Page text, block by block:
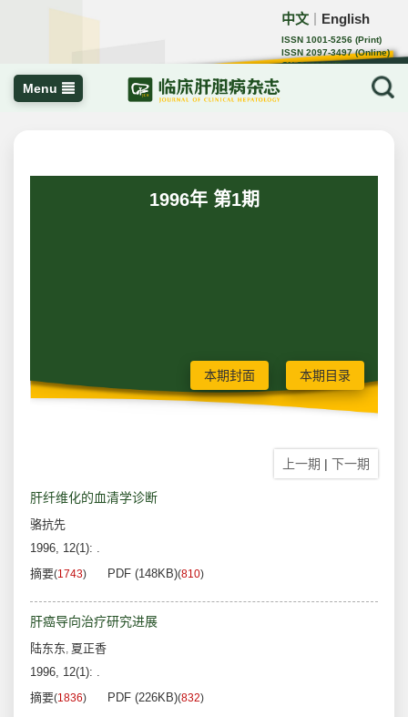
中文 English
ISSN 1001-5256 (Print)
ISSN 2097-3497 (Online)
CN 22-1108/R
Menu
1996年 第1期
本期封面 本期目录
上一期 | 下一期
肝纤维化的血清学诊断
骆抗先
1996, 12(1): .
摘要(1743) PDF (148KB)(810)
肝癌导向治疗研究进展
陆东东, 夏正香
1996, 12(1): .
摘要(1836) PDF (226KB)(832)